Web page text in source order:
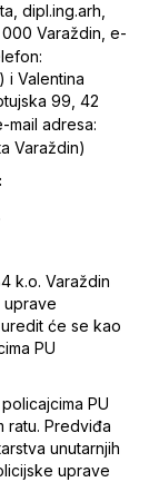
dipl.ing.arh,
Varaždin, e-
i Valentina
99, 42
mail adresa:
Varaždin)
k.o. Varaždin
uprave
će se kao
PU
PU
ratu. Predviđa
unutarnjih
uprave